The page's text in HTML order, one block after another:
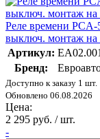
Реле времени
выключ. монтаж на
Артикул:
Бренд:
Доступно к заказу 1 шт.
Обновлено 06.08.2026
Цена:
2 295 руб. / шт.
-